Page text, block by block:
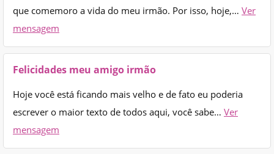
que comemoro a vida do meu irmão. Por isso, hoje,… Ver
mensagem
Felicidades meu amigo irmão
Hoje você está ficando mais velho e de fato eu poderia
escrever o maior texto de todos aqui, você sabe… Ver
mensagem